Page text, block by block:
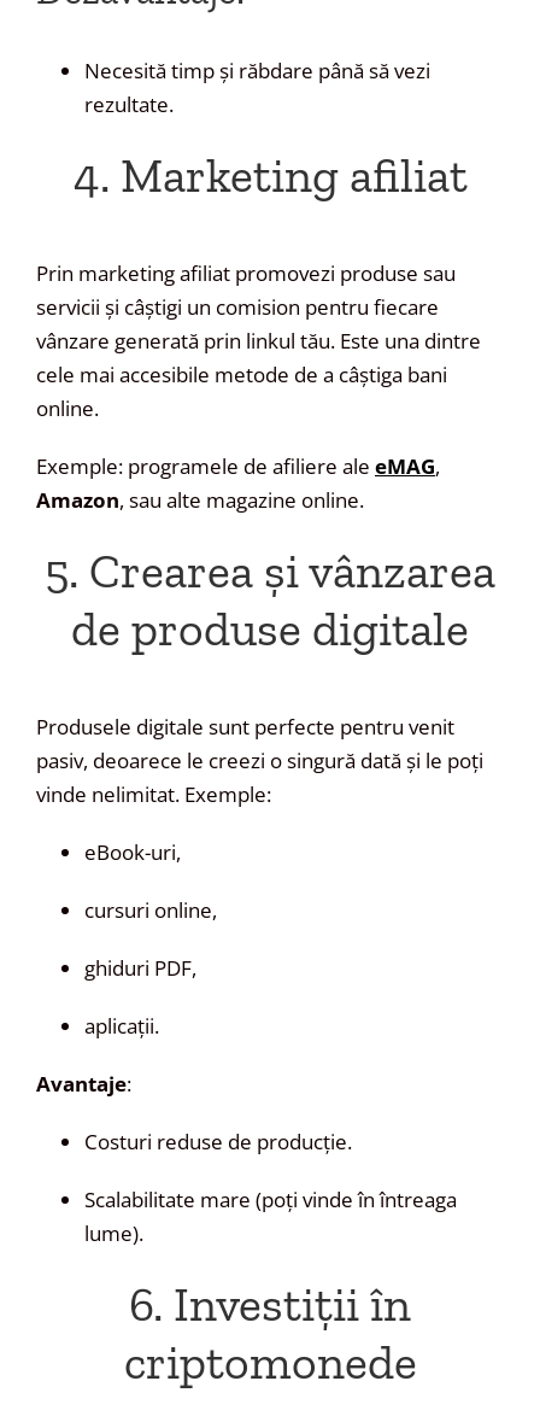
Necesită timp și răbdare până să vezi
rezultate.
4. Marketing afiliat
Prin marketing afiliat promovezi produse sau
servicii și câștigi un comision pentru fiecare
vânzare generată prin linkul tău. Este una dintre
cele mai accesibile metode de a câștiga bani
online.
Exemple: programele de afiliere ale eMAG,
Amazon, sau alte magazine online.
5. Crearea și vânzarea
de produse digitale
Produsele digitale sunt perfecte pentru venit
pasiv, deoarece le creezi o singură dată și le poți
vinde nelimitat. Exemple:
eBook-uri,
cursuri online,
ghiduri PDF,
aplicații.
Avantaje:
Costuri reduse de producție.
Scalabilitate mare (poți vinde în întreaga
lume).
6. Investiții în
criptomonede